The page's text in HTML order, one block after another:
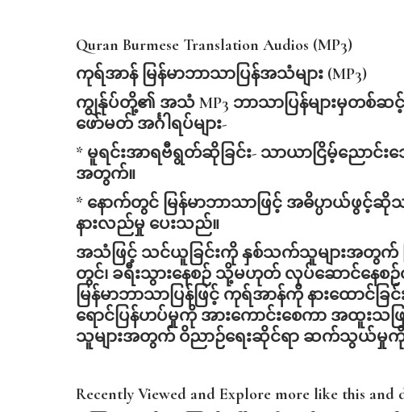
Quran Burmese Translation Audios (MP3)
ကုရ်အာန် မြန်မာဘာသာပြန်အသံများ (MP3)
ကျွန်ုပ်တို့၏ အသံ MP3 ဘာသာပြန်များမှတ
ဖော်မတ် အင်္ဂါရပ်များ-
* မူရင်းအာရဗီရွတ်ဆိုခြင်း- သာယာငြိမ့်ညောင်း
အတွက်။
* နောက်တွင် မြန်မာဘာသာဖြင့် အဓိပ္ပာယ်ဖွ
နားလည်မှု ပေးသည်။
အသံဖြင့် သင်ယူခြင်းကို နှစ်သက်သူများအတွက် ပ
တွင်၊ ခရီးသွားနေစဉ် သို့မဟုတ် လုပ်ဆောင်နေစ
မြန်မာဘာသာပြန်ဖြင့် ကုရ်အာန်ကို နားထောင်
ရောင်ပြန်ဟပ်မှုကို အားကောင်းစေကာ အထူး
သူများအတွက် ဝိညာဉ်ရေးဆိုင်ရာ ဆက်သွယ်မှုကို
Recently Viewed and Explore more like this